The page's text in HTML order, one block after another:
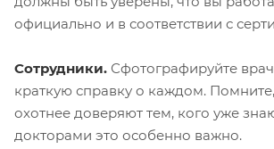
официально и в соответствии с
Сотрудники. Сфотографируйте
краткую справку о каждом.
охотнее доверяют тем, кого уже
докторами это особенно важно.